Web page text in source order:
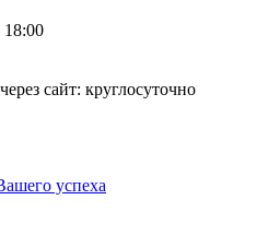
сайт: круглосуточно